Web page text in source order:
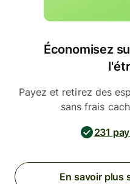
Économisez
Payez et retirez des
sans frais
231
En savoir plus